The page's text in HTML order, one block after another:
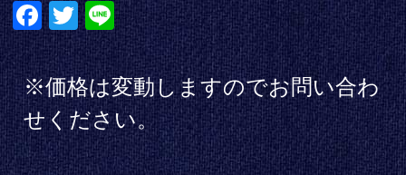
Fa
ce
bo
ok
T
wi
tte
r
Li
ne
※価格は変動しますのでお問い合わ
せください。